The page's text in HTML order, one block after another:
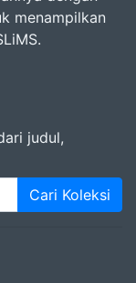
menampilkan
judul,
Cari Koleksi